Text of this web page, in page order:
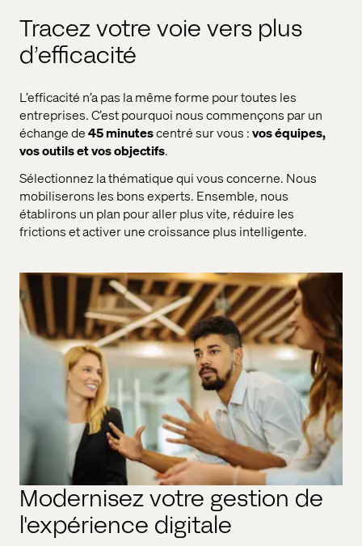
Tracez votre voie vers plus
d’efficacité
L’efficacité n’a pas la même forme pour toutes les
entreprises. C’est pourquoi nous commençons par un
échange de45 minutescentré sur vous :vos équipes,
vos outils et vos objectifs.
Sélectionnez la thématique qui vous concerne. Nous
mobiliserons les bons experts. Ensemble, nous
établirons un plan pour aller plus vite, réduire les
frictions et activer une croissance plus intelligente.
Modernisez votre gestion de
l'expérience digitale